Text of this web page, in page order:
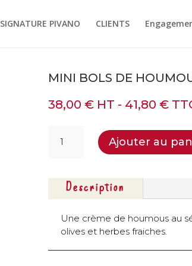
SIGNATURE PIVANO CLIENTS
MINI BOLS DE
38,00 € HT - 41,80 €
houmous
sésame
Ajouter au
Description
Une crème de houmous au
olives et herbes fraiches.